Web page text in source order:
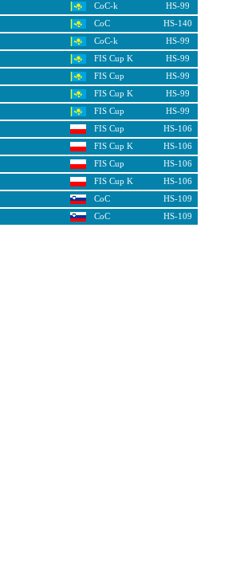
CoC-k
HS-99
CoC
HS-140
CoC-k
HS-99
FIS Cup K
HS-99
FIS Cup
HS-99
FIS Cup K
HS-99
FIS Cup
HS-99
FIS Cup
HS-106
FIS Cup K
HS-106
FIS Cup
HS-106
FIS Cup K
HS-106
CoC
HS-109
CoC HS-109